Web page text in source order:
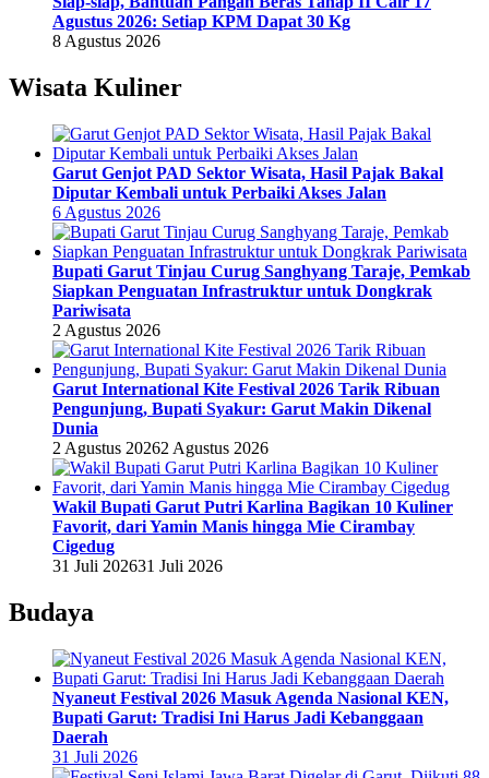
Agustus 2026: Setiap KPM Dapat 30 Kg
8 Agustus 2026
Wisata Kuliner
Garut Genjot PAD Sektor Wisata, Hasil Pajak Bakal
Diputar Kembali untuk Perbaiki Akses Jalan
6 Agustus 2026
Bupati Garut Tinjau Curug Sanghyang Taraje, Pemkab
Siapkan Penguatan Infrastruktur untuk Dongkrak
Pariwisata
2 Agustus 2026
Garut International Kite Festival 2026 Tarik Ribuan
Pengunjung, Bupati Syakur: Garut Makin Dikenal
Dunia
2 Agustus 20262 Agustus 2026
Wakil Bupati Garut Putri Karlina Bagikan 10 Kuliner
Favorit, dari Yamin Manis hingga Mie Cirambay
Cigedug
31 Juli 202631 Juli 2026
Budaya
Nyaneut Festival 2026 Masuk Agenda Nasional KEN,
Bupati Garut: Tradisi Ini Harus Jadi Kebanggaan
Daerah
31 Juli 2026